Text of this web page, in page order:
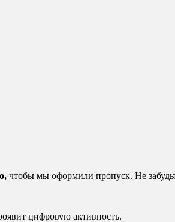
чтобы мы оформили пропуск. Не
цифровую активность.